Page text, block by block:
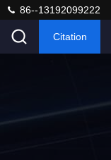
86--13192099222
Citation